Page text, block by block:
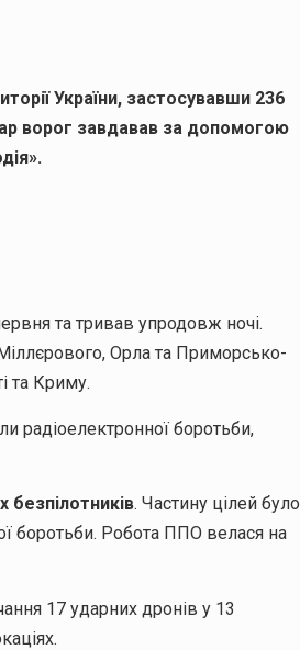
України, застосувавши 236
ворог завдавав за допомогою
та тривав упродовж ночі.
Орла та Приморсько-
та Криму.
радіоелектронної боротьби,
безпілотників. Частину цілей було
боротьби. Робота ППО велася на
17 ударних дронів у 13